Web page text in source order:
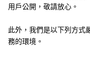
用戶公開，敬請放心。
此外，我們是以下列方式
務的環境。